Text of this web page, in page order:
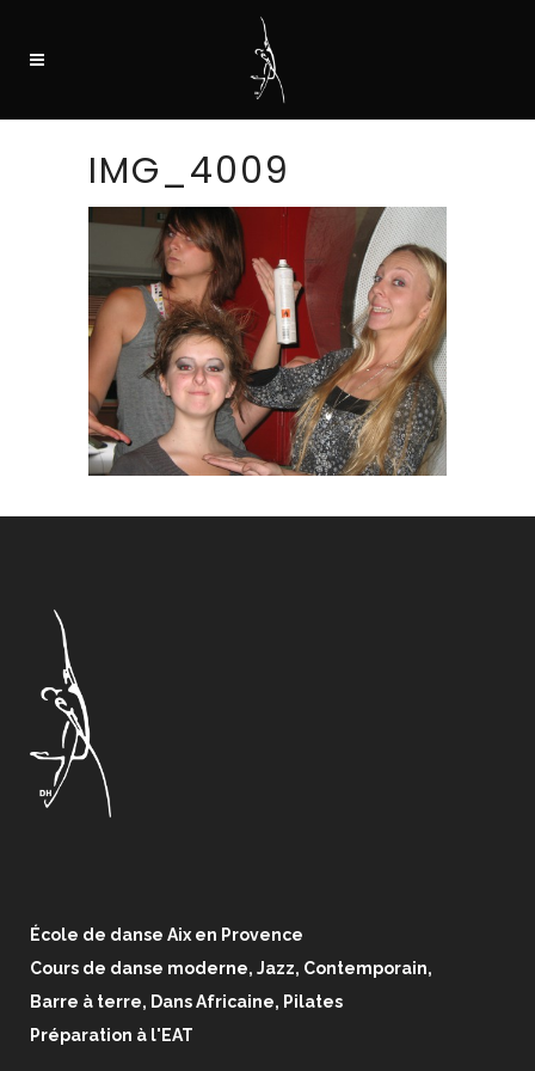
IMG_4009
École de danse Aix en Provence
Cours de danse moderne, Jazz, Contemporain,
Barre à terre, Dans Africaine, Pilates
Préparation à l'EAT